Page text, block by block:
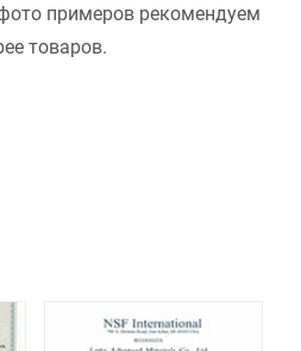
примеров рекомендуем
товаров.